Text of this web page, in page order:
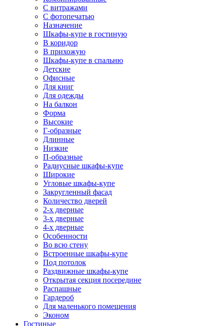
С витражами
С фотопечатью
Назначение
Шкафы-купе в гостиную
В коридор
В прихожую
Шкафы-купе в спальню
Детские
Офисные
Для книг
Для одежды
На балкон
Форма
Высокие
Г-образные
Длинные
Низкие
П-образные
Радиусные шкафы-купе
Широкие
Угловые шкафы-купе
Закругленный фасад
Количество дверей
2-х дверные
3-х дверные
4-х дверные
Особенности
Во всю стену
Встроенные шкафы-купе
Под потолок
Раздвижные шкафы-купе
Открытая секция посередине
Распашные
Гардероб
Для маленького помещения
Эконом
Гостиные